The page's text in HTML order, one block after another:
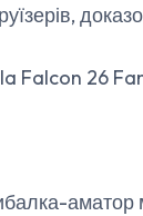
Falcon 26